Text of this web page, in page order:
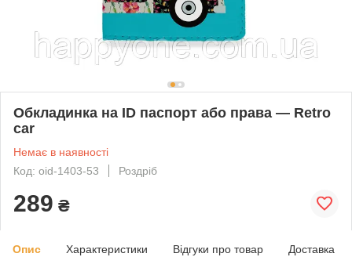
Обкладинка на ID паспорт або права — Retro
car
Немає в наявності
Код: oid-1403-53
Роздріб
289 ₴
Опис Характеристики Відгуки про товар Доставка